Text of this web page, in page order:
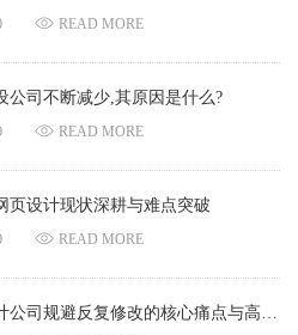
READ MORE
公司不断减少,其原因是什么?
READ MORE
页设计现状深耕与难点突破
READ MORE
北京网页设计公司规避反复修改的核心痛点与高效解决方案